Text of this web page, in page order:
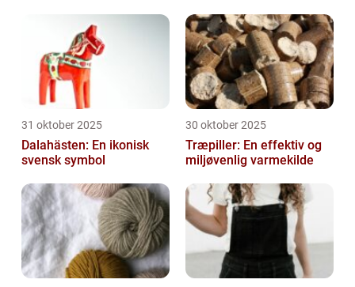
31 oktober 2025
Dalahästen: En ikonisk
svensk symbol
30 oktober 2025
Træpiller: En effektiv og
miljøvenlig varmekilde